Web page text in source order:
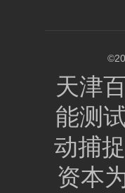
天津
能测
动捕
资本